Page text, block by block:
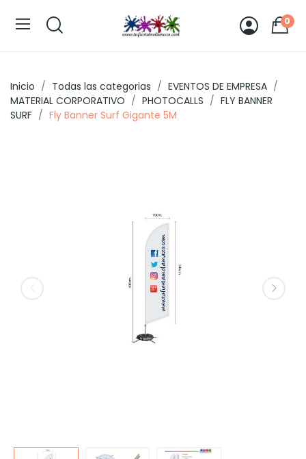
0
Inicio Todas las categorias
EVENTOS DE EMPRESA
MATERIAL CORPORATIVO
PHOTOCALLS
FLY BANNER
SURF
Fly Banner Surf Gigante 5M